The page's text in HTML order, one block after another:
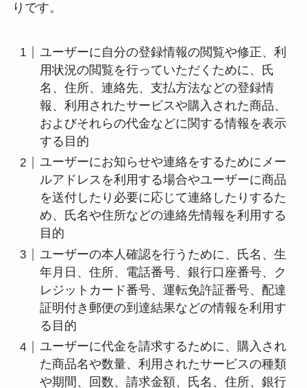
りです。
ユーザーに自分の登録情報の閲覧や修正、利
用状況の閲覧を行っていただくために、氏
名、住所、連絡先、支払方法などの登録情
報、利用されたサービスや購入された商品、
およびそれらの代金などに関する情報を表示
する目的
ユーザーにお知らせや連絡をするためにメー
ルアドレスを利用する場合やユーザーに商品
を送付したり必要に応じて連絡したりするた
め、氏名や住所などの連絡先情報を利用する
目的
ユーザーの本人確認を行うために、氏名、生
年月日、住所、電話番号、銀行口座番号、ク
レジットカード番号、運転免許証番号、配達
証明付き郵便の到達結果などの情報を利用す
る目的
ユーザーに代金を請求するために、購入され
た商品名や数量、利用されたサービスの種類
や期間、回数、請求金額、氏名、住所、銀行